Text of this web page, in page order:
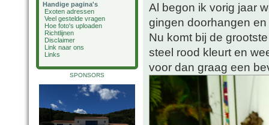
Handige pagina's
Exoten adressen
Veel gestelde vragen
Hoe foto's uploaden
Richtlijnen
Disclaimer
Link naar ons
Links
SPONSORS
Al begon ik vorig jaar
gingen doorhangen
Nu komt bij de
steel rood kleurt en
voor dan graag een